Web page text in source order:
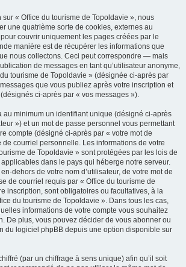
sur « Office du tourisme de Topoldavie », nous
une quatrième sorte de cookies, externes au
couvrir uniquement les pages créées par le
manière est de récupérer les informations que
nous collectons. Ceci peut correspondre — mais
de messages en tant qu’utilisateur anonyme,
du tourisme de Topoldavie » (désignée ci-après par
que vous publiez après votre inscription et
ci-après par « vos messages »).
au minimum un identifiant unique (désigné ci-après
») et un mot de passe personnel vous permettant
compte (désigné ci-après par « votre mot de
de courriel personnelle. Les informations de votre
de Topoldavie » sont protégées par les lois de
dans le pays qui héberge notre serveur.
dehors de votre nom d’utilisateur, de votre mot de
de courriel requis par « Office du tourisme de
inscription, sont obligatoires ou facultatives, à la
du tourisme de Topoldavie ». Dans tous les cas,
informations de votre compte vous souhaitez
De plus, vous pouvez décider de vous abonner ou
du logiciel phpBB depuis une option disponible sur
(par un chiffrage à sens unique) afin qu’il soit